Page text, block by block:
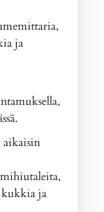
ja
kukkia ja